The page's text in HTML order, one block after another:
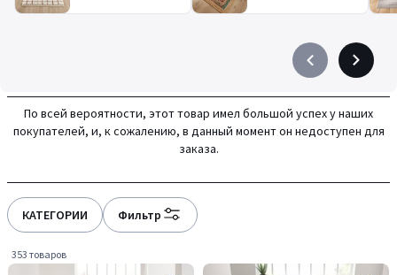
Précédent
à
gauche
Suivant
à
droite
По всей вероятности, этот товар имел большой успех у наших
покупателей, и, к сожалению, в данный момент он недоступен для
заказа.
КАТЕГОРИИ Фильтр
353 товаров